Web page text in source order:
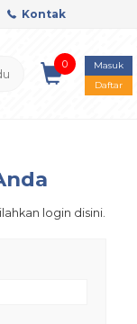
Kontak
0
Masuk
Daftar
login disini.